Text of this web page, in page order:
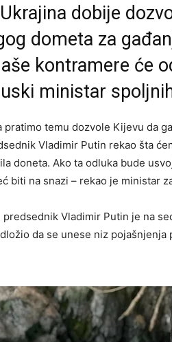
dobije
dometa za
kontramere će
ministar
pratimo temu dozvole Kijevu da
Vladimir Putin rekao šta
doneta. Ako ta odluka bude
biti na snazi – rekao je ministar
Vladimir Putin je na
da se unese niz